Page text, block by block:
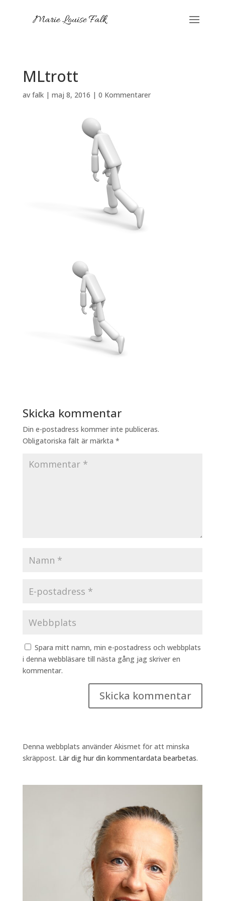
MLtrott
av falk| maj 8, 2016 | 0 Kommentarer
Skicka kommentar
Din e-postadress kommer inte publiceras.
Obligatoriska fält är märkta *
Spara mitt namn, min e-postadress och webbplats
i denna webbläsare till nästa gång jag skriver en
kommentar.
Denna webbplats använder Akismet för att minska
skräppost. Lär dig hur din kommentardata bearbetas.